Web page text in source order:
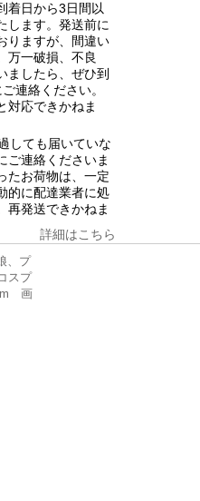
着日から3日間以
します。発送前に
りますが、間違い
万一破損、不良
ましたら、ぜひ到
連絡ください。
対応できかねま
しても届いていな
ご連絡くださいま
たお荷物は、一定
的に配達業者に処
再発送できかねま
詳細はこちら
、プ
スプ
画